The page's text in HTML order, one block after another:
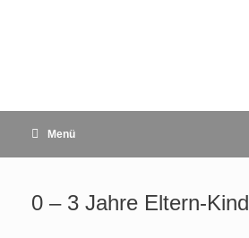
Menü
0 – 3 Jahre Eltern-Kind